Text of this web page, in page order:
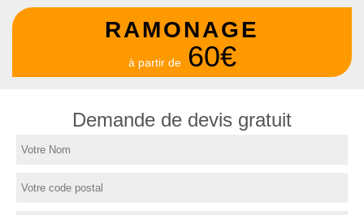
RAMONAGE
à partir de 60€
Demande de devis gratuit